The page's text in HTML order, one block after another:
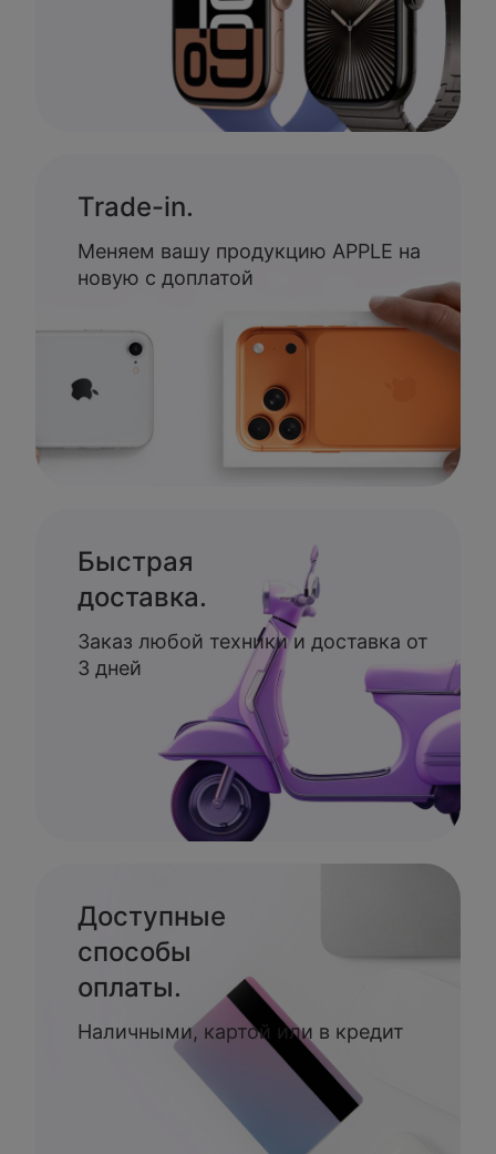
Trade-in.
Меняем вашу продукцию APPLE на
новую с доплатой
Быстрая
доставка.
Заказ любой техники и доставка от
3 дней
Доступные
способы
оплаты.
Наличными, картой или в кредит